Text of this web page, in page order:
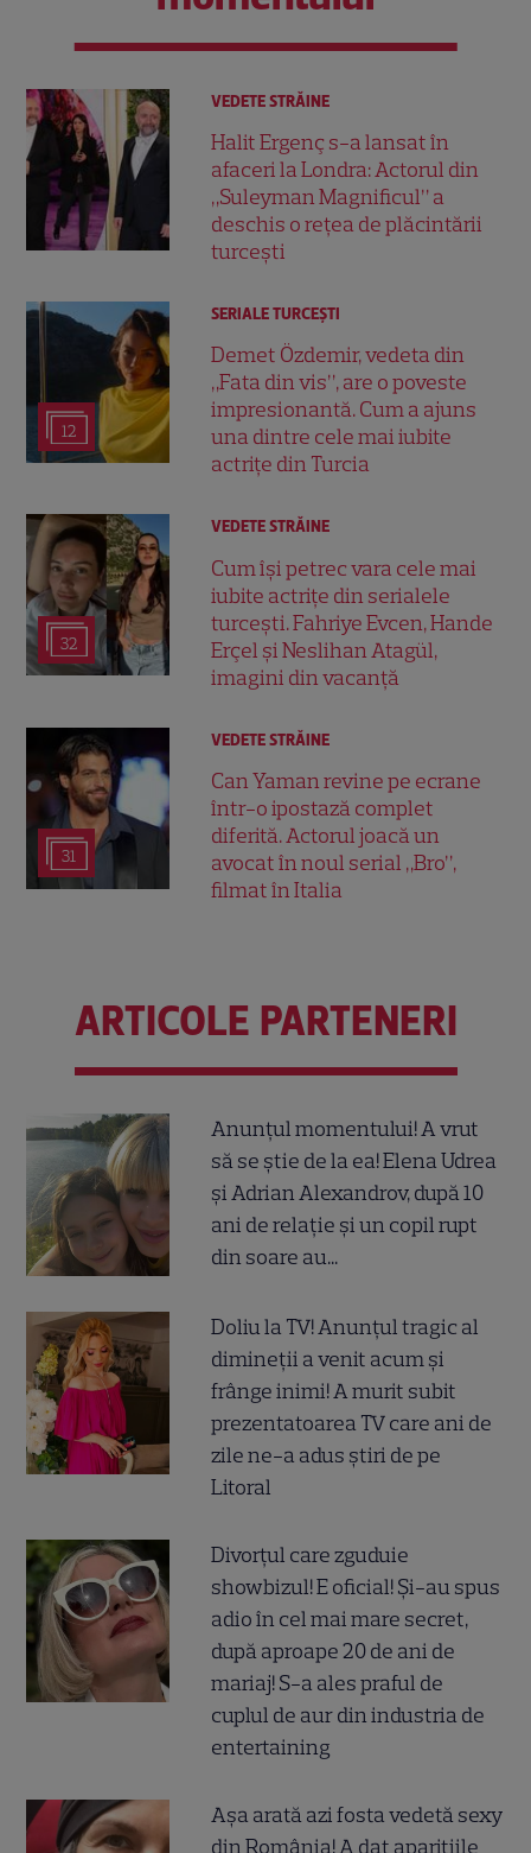
VEDETE STRĂINE
Halit Ergenç s-a lansat în
afaceri la Londra: Actorul din
„Suleyman Magnificul” a
deschis o rețea de plăcintării
turcești
12
SERIALE TURCEŞTI
Demet Özdemir, vedeta din
„Fata din vis”, are o poveste
impresionantă. Cum a ajuns
una dintre cele mai iubite
actrițe din Turcia
32
VEDETE STRĂINE
Cum își petrec vara cele mai
iubite actrițe din serialele
turcești. Fahriye Evcen, Hande
Erçel și Neslihan Atagül,
imagini din vacanță
31
VEDETE STRĂINE
Can Yaman revine pe ecrane
într-o ipostază complet
diferită. Actorul joacă un
avocat în noul serial „Bro”,
filmat în Italia
ARTICOLE PARTENERI
Anunțul momentului! A vrut
să se știe de la ea! Elena Udrea
și Adrian Alexandrov, după 10
ani de relație și un copil rupt
din soare au...
Doliu la TV! Anunțul tragic al
dimineții a venit acum și
frânge inimi! A murit subit
prezentatoarea TV care ani de
zile ne-a adus știri de pe
Litoral
Divorțul care zguduie
showbizul! E oficial! Și-au spus
adio în cel mai mare secret,
după aproape 20 de ani de
mariaj! S-a ales praful de
cuplul de aur din industria de
entertaining
Așa arată azi fosta vedetă sexy
din România! A dat aparițiile